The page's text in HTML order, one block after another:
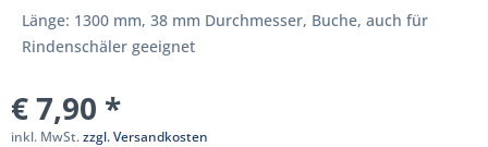
Länge: 1300 mm, 38 mm Durchmesser, Buche, auch für
Rindenschäler geeignet
€ 7,90 *
inkl. MwSt.zzgl. Versandkosten